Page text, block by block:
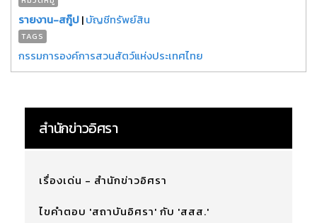
รายงาน-สกู๊ป|บัญชีทรัพย์สิน
TAGS
กรรมการองค์การสวนสัตว์แห่งประเทศไทย
สำนักข่าวอิศรา
เรื่องเด่น - สำนักข่าวอิศรา
ไขคำตอบ 'สถาบันอิศรา' กับ 'สสส.'